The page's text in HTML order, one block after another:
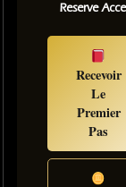
Reserve
Recevoir
Le
Premier
Pas